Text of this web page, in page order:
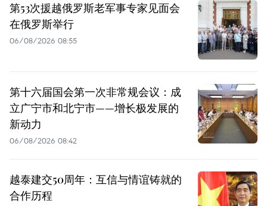
第53次援越俄罗斯老军事专家见面会
在俄罗斯举行
06/08/2026 08:55
第十六届国会第一次非常规会议：成
立广宁市和北宁市——增长极发展的
新动力
06/08/2026 08:42
越泰建交50周年：互信与情谊铸就的
合作历程